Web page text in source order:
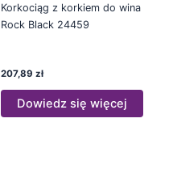
Korkociąg z korkiem do wina
Rock Black 24459
207,89 zł
Dowiedz się więcej